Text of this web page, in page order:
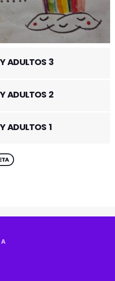
ADULTOS 1
ADULTOS 2
ADULTOS 3